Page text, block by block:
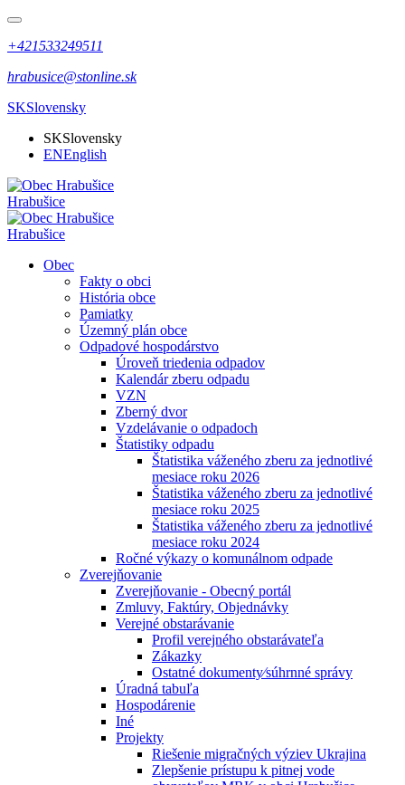
+421533249511
hrabusice@stonline.sk
SKSlovensky
SKSlovensky
ENEnglish
Hrabušice
Hrabušice
Obec
Fakty o obci
História obce
Pamiatky
Územný plán obce
Odpadové hospodárstvo
Úroveň triedenia odpadov
Kalendár zberu odpadu
VZN
Zberný dvor
Vzdelávanie o odpadoch
Štatistiky odpadu
Štatistika váženého zberu za jednotlivé
mesiace roku 2026
Štatistika váženého zberu za jednotlivé
mesiace roku 2025
Štatistika váženého zberu za jednotlivé
mesiace roku 2024
Ročné výkazy o komunálnom odpade
Zverejňovanie
Zverejňovanie - Obecný portál
Zmluvy, Faktúry, Objednávky
Verejné obstarávanie
Profil verejného obstarávateľa
Zákazky
Ostatné dokumenty⁄súhrnné správy
Úradná tabuľa
Hospodárenie
Iné
Projekty
Riešenie migračných výziev Ukrajina
Zlepšenie prístupu k pitnej vode